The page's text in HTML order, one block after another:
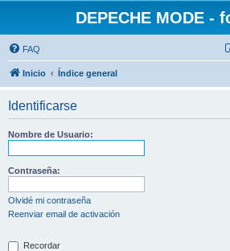
DEPECHE MODE -
FAQ
Inicio Índice general
Identificarse
Nombre de Usuario:
Contraseña:
Olvidé mi contraseña
Reenviar email de activación
Recordar